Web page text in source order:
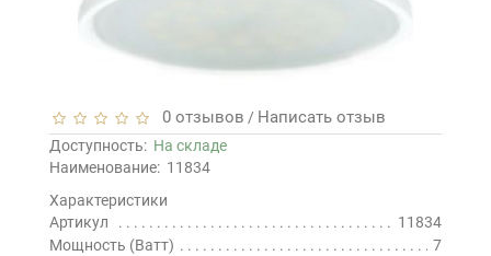
0 отзывов / Написать отзыв
Доступность: На складе
Наименование: 11834
Характеристики
Артикул
11834
Мощность (Ватт)
7